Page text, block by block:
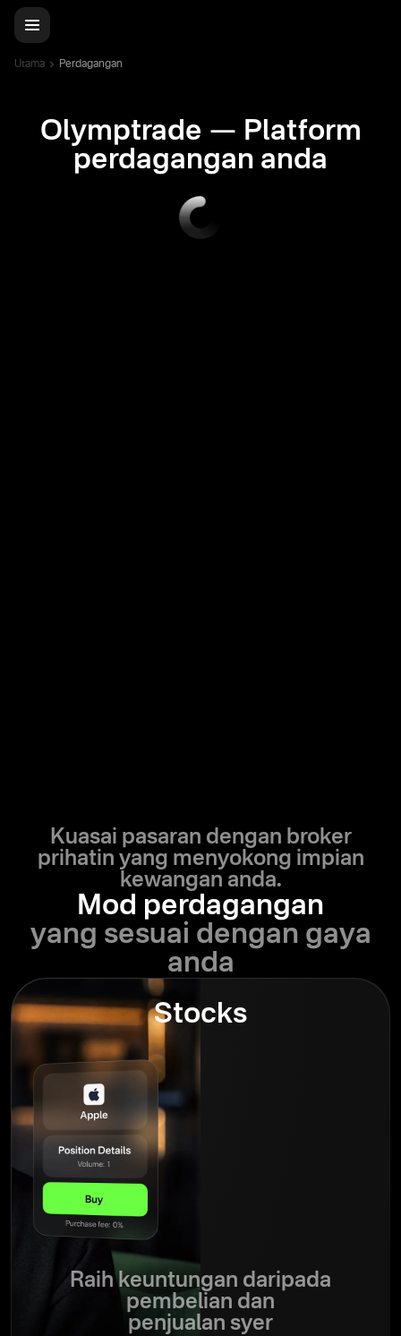
Utama Perdagangan
Olymptrade — Platform
perdagangan anda
Kuasai pasaran dengan broker
prihatin yang menyokong impian
kewangan anda.
Mod perdagangan
yang sesuai dengan gaya
anda
Stocks
Raih keuntungan daripada
pembelian dan
penjualan syer